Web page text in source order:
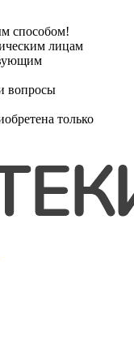
способом!
лицам
вопросы
только